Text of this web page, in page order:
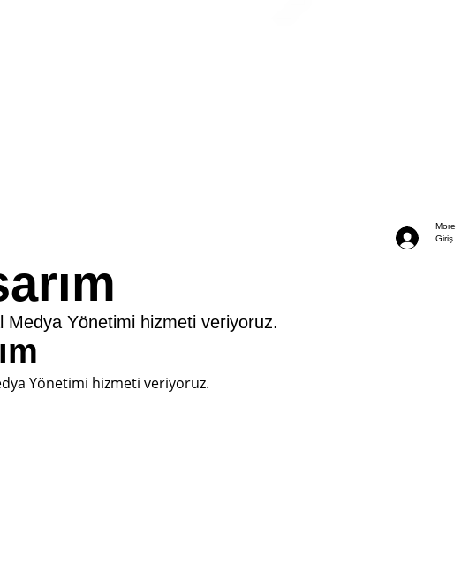
More
Giriş
Yönetimi hizmeti veriyoruz.
Yönetimi hizmeti veriyoruz.